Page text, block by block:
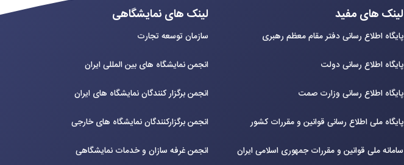
لینک های مفید
پایگاه اطلاع رسانی دفتر مقام معظم رهبری
پایگاه اطلاع رسانی دولت
پایگاه اطلاع رسانی وزارت صمت
پایگاه ملی اطلاع رسانی قوانین و مقررات کشور
سامانه ملی قوانین و مقررات جمهوری اسلامی ایران
لینک های نمایشگاهی
سازمان توسعه تجارت
انجمن نمایشگاه های بین المللی ایران
انجمن برگزار کنندگان نمایشگاه های ایران
انجمن برگزارکنندگان نمایشگاه های خارجی
انجمن غرفه سازان و خدمات نمایشگاهی